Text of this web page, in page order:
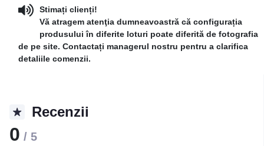
Stimați clienți!
Vă atragem atenţia dumneavoastră că configurația
produsului în diferite loturi poate diferită de fotografia
de pe site. Contactați managerul nostru pentru a clarifica
detaliile comenzii.
Recenzii
0 / 5